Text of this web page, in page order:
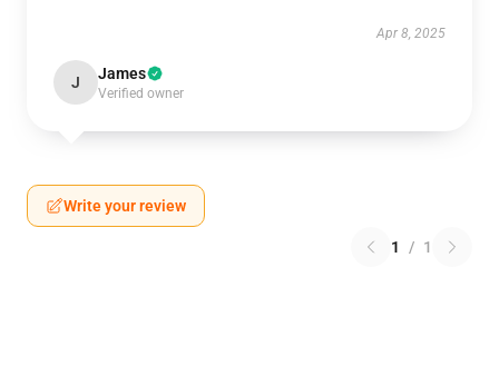
Apr 8, 2025
J James
Verified owner
Write your review
1 / 1